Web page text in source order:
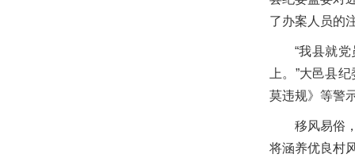
了办案人员的
“我县就
上。”大邑县
莫违规》等警
移风易俗
将涵养优良村